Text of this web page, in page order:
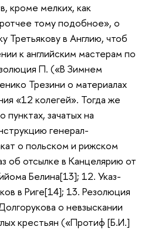
кроме мелких, как
тому подобное», о
Третьякову в Англию, чтоб
к английским мастерам по
П. («В Зимнем
Трезини о материалах
«12 колегей». Тогда же
пунктах, зачатых на
генерал-
о польском и рижском
об отсылке в Канцелярию от
Белина[13]; 12. Указ-
в Риге[14]; 13. Резолюция
о невзыскании
крестьян («Протиф [Б.И.]